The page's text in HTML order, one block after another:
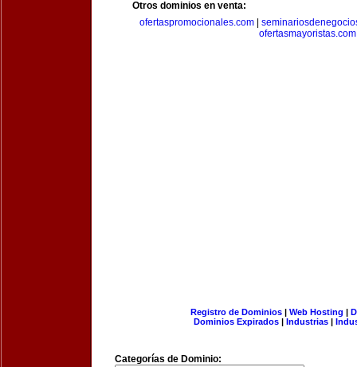
Otros dominios en venta:
ofertaspromocionales.com
ofertasmayoristas.com
Registro de Dominios| Web Hosting |
Dominios Expirados | Industrias |
Categorías de Dominio: